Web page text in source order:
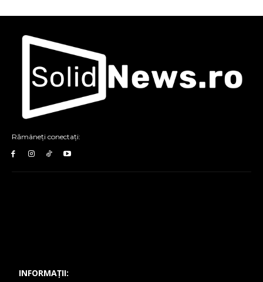
Rămâneți conectați:
INFORMAȚII: